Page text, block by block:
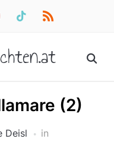
tiktok rss
(2)
Deisl in